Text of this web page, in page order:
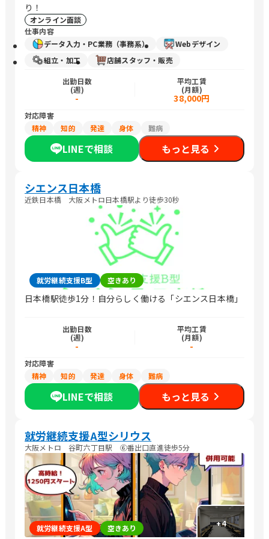
り！
オンライン面談
仕事内容
データ入力・PC業務（事務系）
Webデザイン
組立・加工
店舗スタッフ・販売
出勤日数
(週)
-
平均工賃
(月額)
38,000円
対応障害
精神
知的 発達 身体 難病
LINEで相談 もっと見る
シエンス日本橋
近鉄日本橋 大阪メトロ日本橋駅より徒歩30秒
就労継続支援B型 空きあり
日本橋駅徒歩1分！自分らしく働ける「シエンス日本橋」
出勤日数
(週)
-
平均工賃
(月額)
-
対応障害
精神
知的 発達 身体 難病
LINEで相談 もっと見る
就労継続支援A型シリウス
大阪メトロ 谷町六丁目駅 ⑥番出口直進徒歩5分
+4
就労継続支援A型 空きあり